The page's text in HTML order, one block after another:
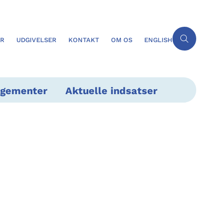
UDGIVELSER KONTAKT OM OS ENGLISH
Aktuelle indsatser